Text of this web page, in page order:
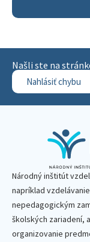
Našli ste na
Nahlásiť chybu
Národný inštitút
napríklad
nepedagogickým
školských zariadení,
organizovanie